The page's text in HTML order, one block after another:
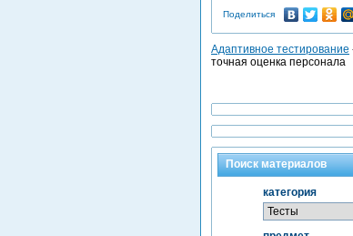
Поделиться
Адаптивное тестирование
точная оценка персонала
Поиск материалов
категория